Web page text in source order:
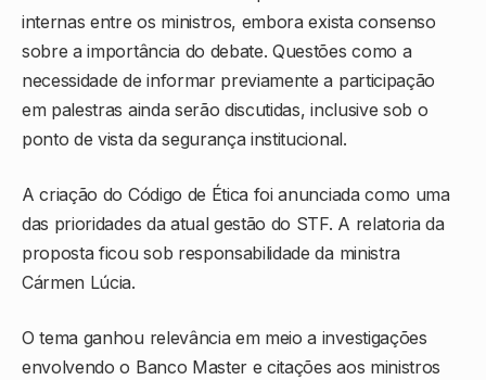
internas entre os ministros, embora exista consenso
sobre a importância do debate. Questões como a
necessidade de informar previamente a participação
em palestras ainda serão discutidas, inclusive sob o
ponto de vista da segurança institucional.
A criação do Código de Ética foi anunciada como uma
das prioridades da atual gestão do STF. A relatoria da
proposta ficou sob responsabilidade da ministra
Cármen Lúcia.
O tema ganhou relevância em meio a investigações
envolvendo o Banco Master e citações aos ministros